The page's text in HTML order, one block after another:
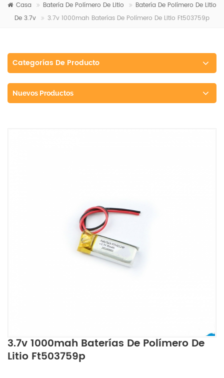
Casa Batería De Polímero De Litio
Batería De Polímero De Litio
De 3.7v
3.7v 1000mah Baterías De Polímero De Litio Ft503759p
Categorías De Producto
Nuevos Productos
3.7v 1000mah Baterías De Polímero De
Litio Ft503759p